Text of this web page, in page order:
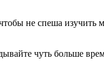
не спеша
чуть больше